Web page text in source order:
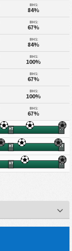
BHS:
84%
BHS:
67%
BHS:
84%
BHS:
100%
BHS:
67%
BHS:
100%
BHS:
67%
HT FT
HT FT
HT FT